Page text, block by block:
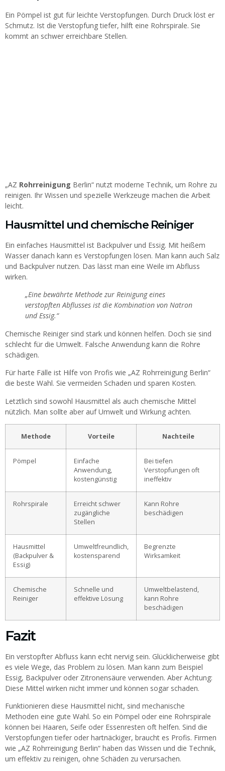
Ein Pömpel ist gut für leichte Verstopfungen. Durch Druck löst er
Schmutz. Ist die Verstopfung tiefer, hilft eine Rohrspirale. Sie
kommt an schwer erreichbare Stellen.
„AZ Rohrreinigung Berlin“ nutzt moderne Technik, um Rohre zu
reinigen. Ihr Wissen und spezielle Werkzeuge machen die Arbeit
leicht.
Hausmittel und chemische Reiniger
Ein einfaches Hausmittel ist Backpulver und Essig. Mit heißem
Wasser danach kann es Verstopfungen lösen. Man kann auch Salz
und Backpulver nutzen. Das lässt man eine Weile im Abfluss
wirken.
„Eine bewährte Methode zur Reinigung eines
verstopften Abflusses ist die Kombination von Natron
und Essig.“
Chemische Reiniger sind stark und können helfen. Doch sie sind
schlecht für die Umwelt. Falsche Anwendung kann die Rohre
schädigen.
Für harte Fälle ist Hilfe von Profis wie „AZ Rohrreinigung Berlin“
die beste Wahl. Sie vermeiden Schaden und sparen Kosten.
Letztlich sind sowohl Hausmittel als auch chemische Mittel
nützlich. Man sollte aber auf Umwelt und Wirkung achten.
Methode Vorteile Nachteile
Pömpel
Einfache
Anwendung,
kostengünstig
Bei tiefen
Verstopfungen oft
ineffektiv
Rohrspirale
Erreicht schwer
zugängliche
Stellen
Kann Rohre
beschädigen
Hausmittel
(Backpulver &
Essig)
Umweltfreundlich,
kostensparend
Begrenzte
Wirksamkeit
Chemische
Reiniger
Schnelle und
effektive Lösung
Umweltbelastend,
kann Rohre
beschädigen
Fazit
Ein verstopfter Abfluss kann echt nervig sein. Glücklicherweise gibt
es viele Wege, das Problem zu lösen. Man kann zum Beispiel
Essig, Backpulver oder Zitronensäure verwenden. Aber Achtung:
Diese Mittel wirken nicht immer und können sogar schaden.
Funktionieren diese Hausmittel nicht, sind mechanische
Methoden eine gute Wahl. So ein Pömpel oder eine Rohrspirale
können bei Haaren, Seife oder Essenresten oft helfen. Sind die
Verstopfungen tiefer oder hartnäckiger, braucht es Profis. Firmen
wie „AZ Rohrreinigung Berlin“ haben das Wissen und die Technik,
um effektiv zu reinigen, ohne Schäden zu verursachen.